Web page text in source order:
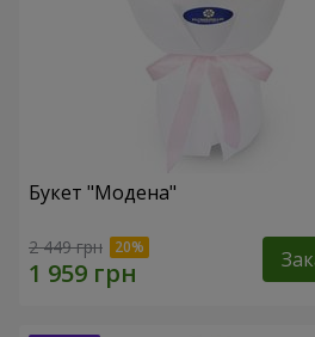
Букет "Модена"
2 449 грн